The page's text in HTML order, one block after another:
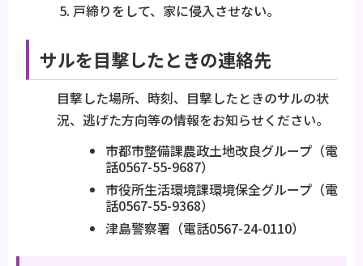
戸締りをして、家に侵入させない。
サルを目撃したときの連絡先
目撃した場所、時刻、目撃したときのサルの状
況、逃げた方向等の情報をお知らせください。
市都市整備課農政土地改良グループ（電
話0567-55-9687）
市役所生活環境課環境保全グループ（電
話0567-55-9368）
津島警察署（電話0567-24-0110）